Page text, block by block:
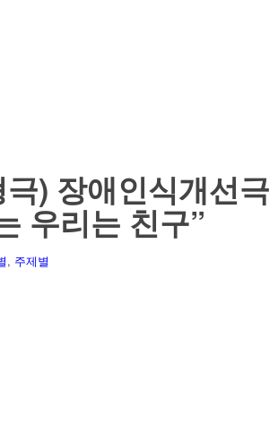
) 장애인식개선극
우리는 친구”
, 주제별